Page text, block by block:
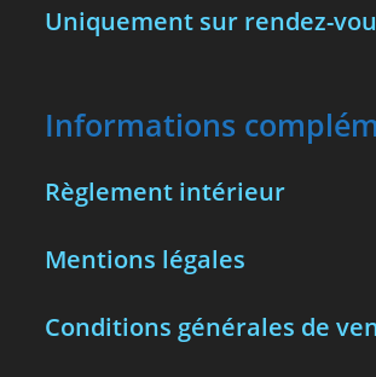
Uniquement sur rendez-
Informations
Règlement intérieur
Mentions légales
Conditions générales de